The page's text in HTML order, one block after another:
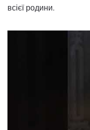
всієї родини.